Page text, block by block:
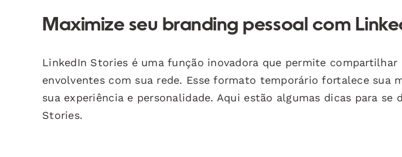
Maximize seu branding pessoal com
LinkedIn Stories é uma função inovadora que permite
envolventes com sua rede. Esse formato temporário fortalece sua
sua experiência e personalidade. Aqui estão algumas dicas para se
Stories.